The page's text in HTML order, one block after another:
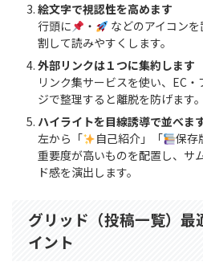
絵文字で視認性を高めます
行頭に
・
などのアイコン
割して読みやすくします。
外部リンクは１つに集約します
リンク集サービスを使い、EC
ジで整理すると離脱を防げます。
ハイライトを目線誘導で並べま
左から「
自己紹介」「 保存
重要度が高いものを配置し、サ
ド感を演出します。
グリッド（投稿一覧）最
イント